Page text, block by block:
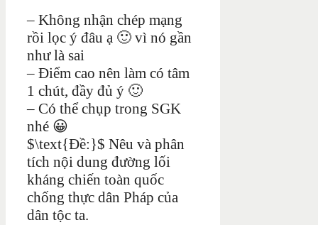
– Không nhận chép mạng
rồi lọc ý đâu ạ 🙂 vì nó gần
như là sai
– Điểm cao nên làm có tâm
1 chút, đầy đủ ý 🙂
– Có thể chụp trong SGK
nhé 😀
$\text{Đề:}$ Nêu và phân
tích nội dung đường lối
kháng chiến toàn quốc
chống thực dân Pháp của
dân tộc ta.